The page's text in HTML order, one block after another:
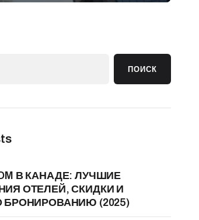
ПОИСК
В КАНАДЕ: ЛУЧШИЕ
ОТЕЛЕЙ, СКИДКИ И
(2025)